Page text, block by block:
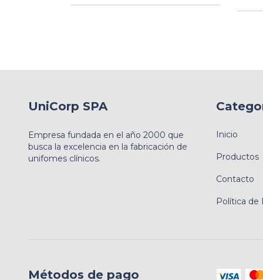
UniCorp SPA
Empresa fundada en el año 2000 que
busca la excelencia en la fabricación de
unifomes clínicos.
Inicio
Productos
Contacto
Política de
Métodos de pago